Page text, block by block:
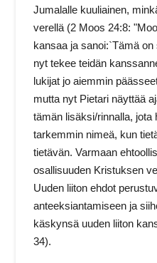
Jumalalle kuuliainen,
verellä (2 Moos 24:8:
kansaa ja sanoi:`Tämä
nyt tekee teidän
lukijat jo aiemmin
mutta nyt Pietari näyttää
tämän lisäksi/rinnalla, jota
tarkemmin nimeä, kun
tietävän. Varmaan
osallisuuden Kristuksen
Uuden liiton ehdot
anteeksiantamiseen ja
käskynsä uuden liiton
34).